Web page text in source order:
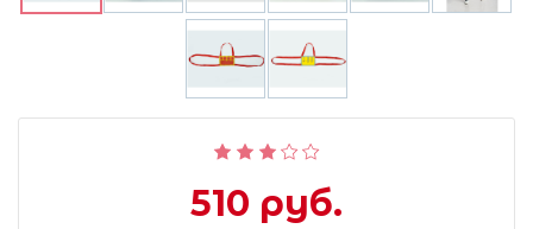
510 руб.